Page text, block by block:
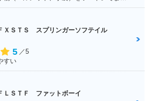
ＸＳＴＳ スプリンガーソフテイル
5 ／5
すい
ＬＳＴＦ ファットボーイ